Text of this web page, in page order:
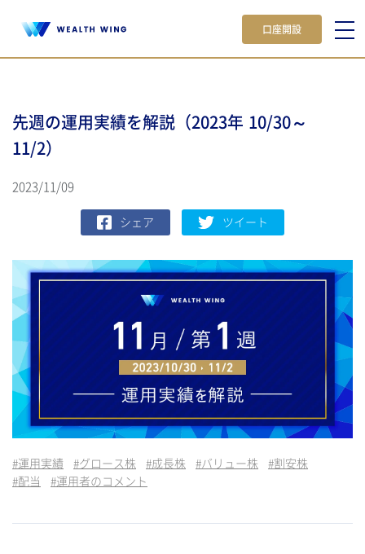
口座開設
先週の運用実績を解説（2023年 10/30～
11/2）
2023/11/09
シェア ツイート
#運用実績 #グロース株 #成長株 #バリュー株 #割安株
#配当 #運用者のコメント